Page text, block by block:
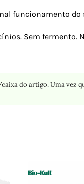
funcionamento
Sem
do artigo. Uma vez